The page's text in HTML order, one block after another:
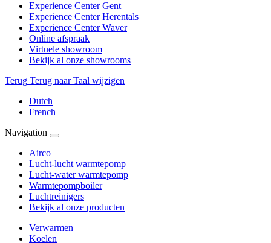
Experience Center Gent
Experience Center Herentals
Experience Center Waver
Online afspraak
Virtuele showroom
Bekijk al onze showrooms
Terug Terug naar Taal wijzigen
Dutch
French
Navigation
Airco
Lucht-lucht warmtepomp
Lucht-water warmtepomp
Warmtepompboiler
Luchtreinigers
Bekijk al onze producten
Verwarmen
Koelen